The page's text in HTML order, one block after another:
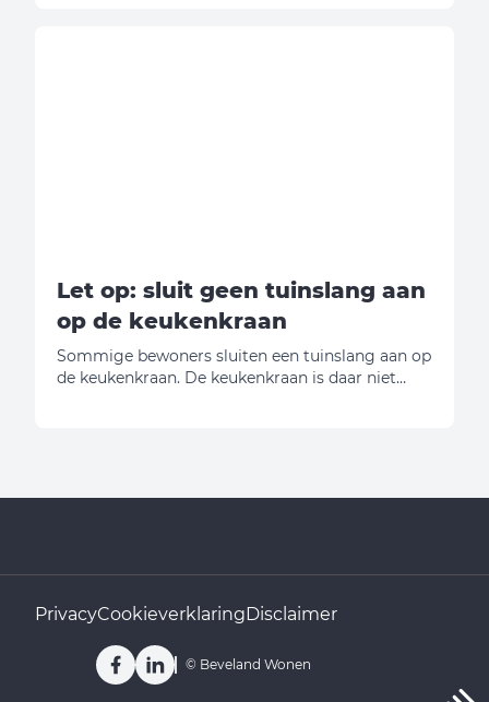
Let op: sluit geen tuinslang aan
op de keukenkraan
Sommige bewoners sluiten een tuinslang aan op
de keukenkraan. De keukenkraan is daar niet
PrivacyCookieverklaringDisclaimer
Facebook
LinkedIn
© Beveland Wonen